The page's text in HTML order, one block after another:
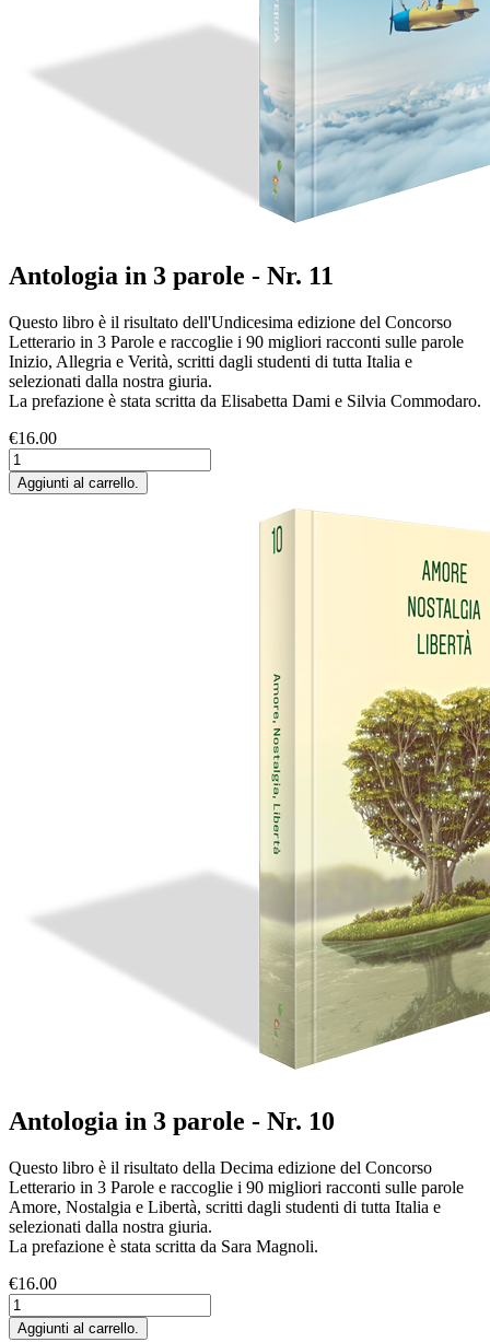
Antologia in 3 parole - Nr. 11
Questo libro è il risultato dell'Undicesima edizione del Concorso
Letterario in 3 Parole e raccoglie i 90 migliori racconti sulle parole
Inizio, Allegria e Verità, scritti dagli studenti di tutta Italia e
selezionati dalla nostra giuria.
La prefazione è stata scritta da Elisabetta Dami e Silvia Commodaro.
€16.00
Antologia in 3 parole - Nr. 10
Questo libro è il risultato della Decima edizione del Concorso
Letterario in 3 Parole e raccoglie i 90 migliori racconti sulle parole
Amore, Nostalgia e Libertà, scritti dagli studenti di tutta Italia e
selezionati dalla nostra giuria.
La prefazione è stata scritta da Sara Magnoli.
€16.00